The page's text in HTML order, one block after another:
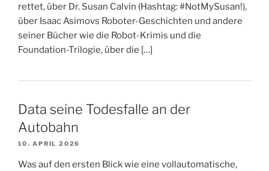
rettet, über Dr. Susan Calvin (Hashtag: #NotMySusan!),
über Isaac Asimovs Roboter-Geschichten und andere
seiner Bücher wie die Robot-Krimis und die
Foundation-Trilogie, über die […]
Data seine Todesfalle an der
Autobahn
10. APRIL 2026
Was auf den ersten Blick wie eine vollautomatische,